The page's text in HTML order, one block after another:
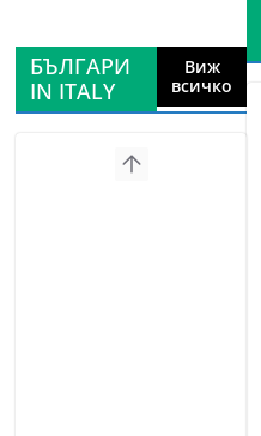
БЪЛГАРИ
IN ITALY
Виж
всичко